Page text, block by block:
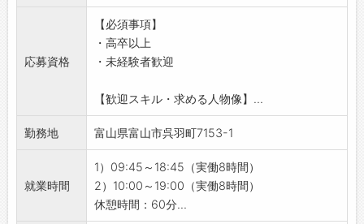
◆社内研修
・店舗配属後も、全社員向けに定期的に開催さ
れる研修で、人間力を高める機会があります！
・「コミュニケーション能力研修」「チームワ
を交えながら、楽しくスキルアップできる内容
です♪
【ステップアップ】
ており、社員の成長をサポートします！
・個人の頑張りをしっかり評価し、店長や副店
長などの管理職へのキャリアアップも可能です
【おすすめポイント】
◇未経験の方・ブランクがある方もOK！
・充実した研修とサポート体制で安心してスタ
ートできます◎
・みんなで協力しながら、目標達成を目指して
業務に取り組みます＾＾
◇携帯キャリアの乗り換え不要♪
使いいただけます！
◇残業は月平均5時間◎
・オンとオフのメリハリをつけながら働ける環
応募資格
【必須事項】
・高卒以上
・未経験者歓迎
【歓迎スキル・求める人物像】...
勤務地 富山県富山市呉羽町7153-1
就業時間
1）09:45～18:45（実働8時間）
2）10:00～19:00（実働8時間）
休憩時間：60分...